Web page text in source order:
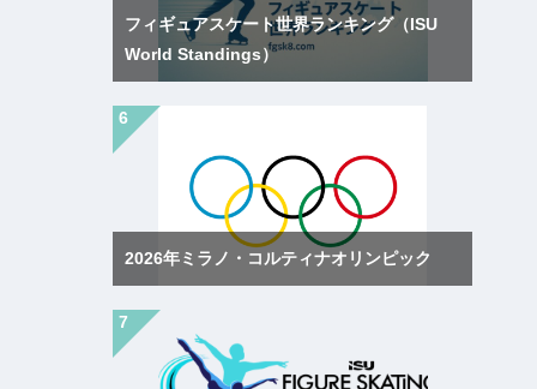
フィギュアスケート世界ランキング（ISU
World Standings）
2026年ミラノ・コルティナオリンピック